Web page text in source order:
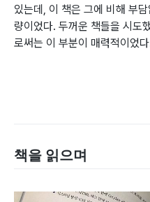
있는데, 이 책은 그에 비해 부
량이었다. 두꺼운 책들을 시도
로써는 이 부분이 매력적이었
책을 읽으며